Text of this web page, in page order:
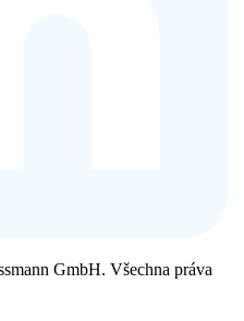
GmbH. Všechna práva